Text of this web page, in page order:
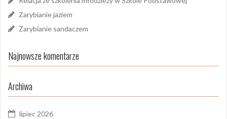
Zarybianie jaziem
Zarybianie sandaczem
Najnowsze komentarze
Archiwa
lipiec 2026